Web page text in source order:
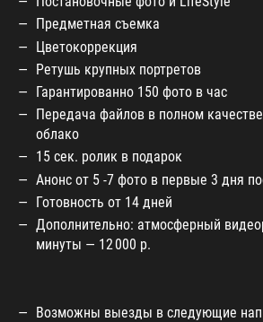
Предметная съемка
Цветокоррекция
Ретушь крупных портретов
Гарантированно 150 фото в час
Передача файлов в полном
облако
15 сек. ролик в подарок
Анонс от 5 -7 фото в первые 3 дня
Готовность от 14 дней
Дополнительно: атмосферный
минуты — 12 000 р.
Возможны выезды в следующие